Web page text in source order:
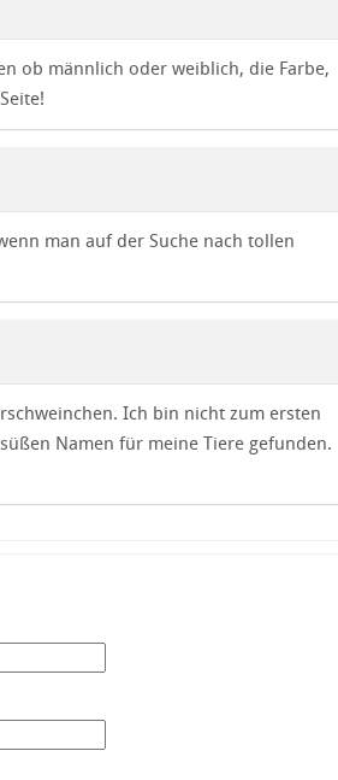
ob männlich oder weiblich, die Farbe,
man auf der Suche nach tollen
Ich bin nicht zum ersten
Namen für meine Tiere gefunden.